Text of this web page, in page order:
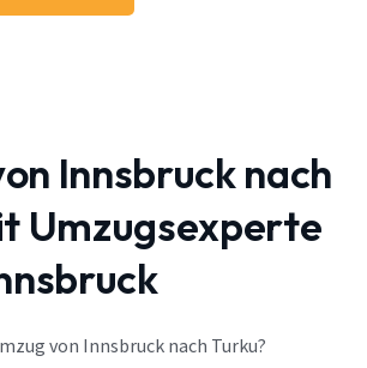
Innsbruck nach
Umzugsexperte
von Innsbruck nach Turku?